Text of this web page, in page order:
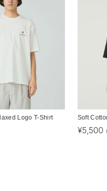
Logo T-Shirt Soft
¥5,500